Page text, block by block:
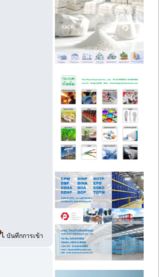
บันทึกการเข้า